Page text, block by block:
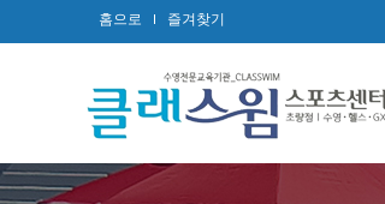
홈으로 즐겨찾기